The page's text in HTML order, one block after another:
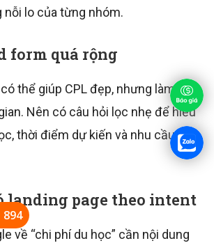
lo của từng nhóm.
form quá rộng
thể giúp CPL đẹp, nhưng làm đội
Nên có câu hỏi lọc nhẹ để hiểu
thời điểm dự kiến và nhu cầu
landing page theo intent
về “chi phí du học” cần nội dung
894